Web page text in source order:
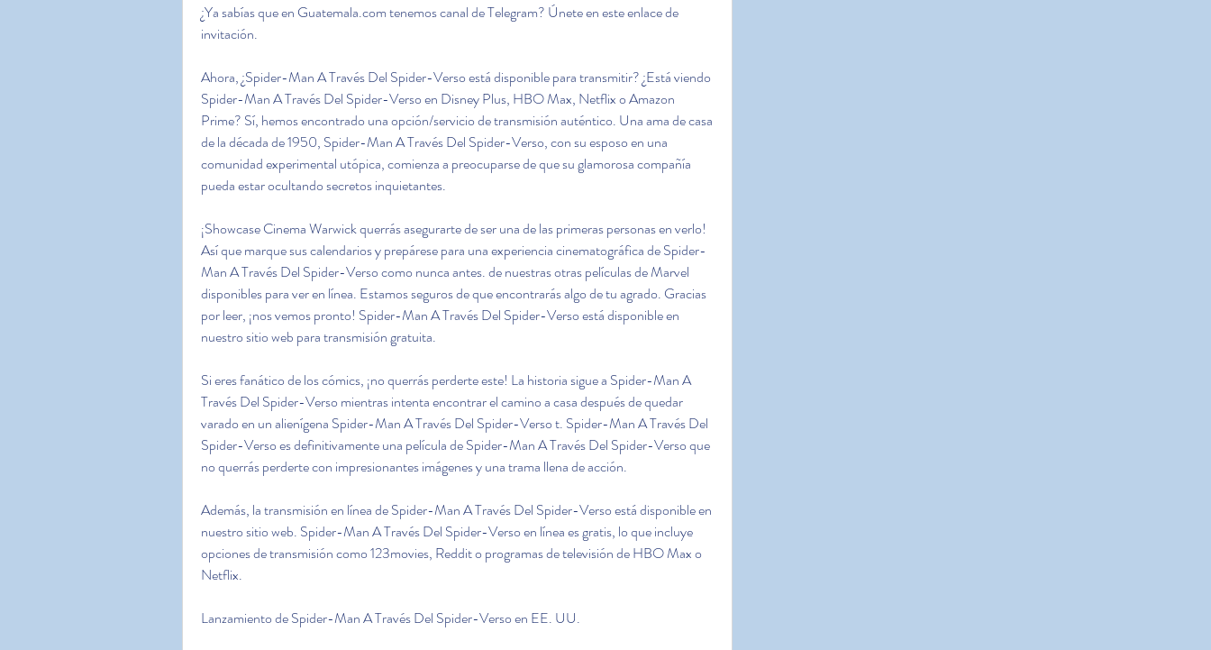
¿Ya sabías que en Guatemala.com tenemos canal de Telegram? Únete en este enlace de
invitación.
Ahora, ¿Spider-Man A Través Del Spider-Verso está disponible para transmitir? ¿Está viendo
Spider-Man A Través Del Spider-Verso en Disney Plus, HBO Max, Netflix o Amazon
Prime? Sí, hemos encontrado una opción/servicio de transmisión auténtico. Una ama de casa
de la década de 1950, Spider-Man A Través Del Spider-Verso, con su esposo en una
comunidad experimental utópica, comienza a preocuparse de que su glamorosa compañía
pueda estar ocultando secretos inquietantes.
¡Showcase Cinema Warwick querrás asegurarte de ser una de las primeras personas en verlo!
Así que marque sus calendarios y prepárese para una experiencia cinematográfica de Spider-
Man A Través Del Spider-Verso como nunca antes. de nuestras otras películas de Marvel
disponibles para ver en línea. Estamos seguros de que encontrarás algo de tu agrado. Gracias
por leer, ¡nos vemos pronto! Spider-Man A Través Del Spider-Verso está disponible en
nuestro sitio web para transmisión gratuita.
Si eres fanático de los cómics, ¡no querrás perderte este! La historia sigue a Spider-Man A
Través Del Spider-Verso mientras intenta encontrar el camino a casa después de quedar
varado en un alienígena Spider-Man A Través Del Spider-Verso t. Spider-Man A Través Del
Spider-Verso es definitivamente una película de Spider-Man A Través Del Spider-Verso que
no querrás perderte con impresionantes imágenes y una trama llena de acción.
Además, la transmisión en línea de Spider-Man A Través Del Spider-Verso está disponible en
nuestro sitio web. Spider-Man A Través Del Spider-Verso en línea es gratis, lo que incluye
opciones de transmisión como 123movies, Reddit o programas de televisión de HBO Max o
Netflix.
Lanzamiento de Spider-Man A Través Del Spider-Verso en EE. UU.